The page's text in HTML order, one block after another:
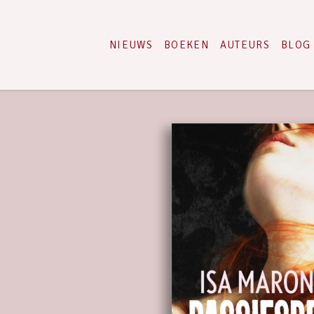
NIEUWS BOEKEN AUTEURS BLOG